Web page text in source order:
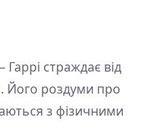
Гаррі страждає від
Його роздуми про
з фізичними